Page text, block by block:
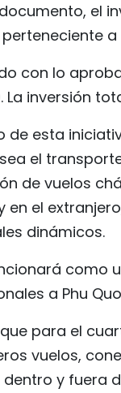
el
a
con lo
La inversión
de esta
el
de vuelos
en el
dinámicos.
a Phu
para el
vuelos,
y fuera